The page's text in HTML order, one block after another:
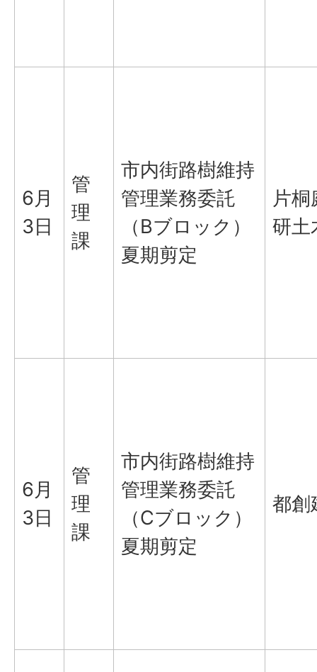
6月
3日
管
理
課
市内街路樹維持
管理業務委託
（Bブロック）
夏期剪定
片桐
研土
6月
3日
管
理
課
市内街路樹維持
管理業務委託
（Cブロック）
夏期剪定
都創